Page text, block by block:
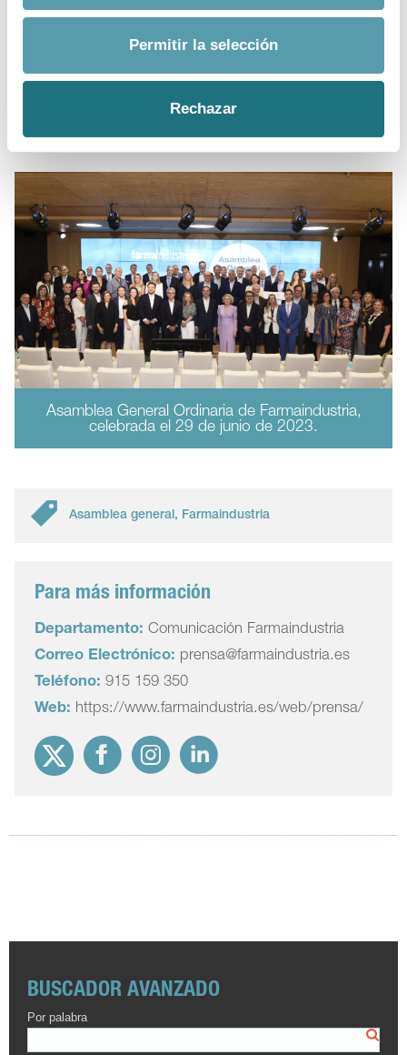
Permitir la selección
Rechazar
Con grandes retos y oportunidades por delante, Ponce
una industria unida, más fuerte, más moderna y eficaz”
pacientes tengan a su alcance y a tiempo el mejor de
los tratamientos posible”.
Asamblea General Ordinaria de Farmaindustria,
celebrada el 29 de junio de 2023.
Asamblea general, Farmaindustria
Para más información
Departamento: Comunicación Farmaindustria
Correo Electrónico: prensa@farmaindustria.es
Teléfono: 915 159 350
Web: https://www.farmaindustria.es/web/prensa/
BUSCADOR AVANZADO
Por palabra